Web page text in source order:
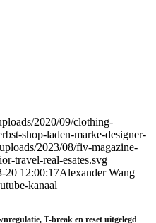
2020/09/clothing-
shop-laden-marke-designer-
2023/08/fiv-magazine-
travel-real-esates.svg
20 12:00:17Alexander Wang
kanaal
T-break en reset uitgelegd